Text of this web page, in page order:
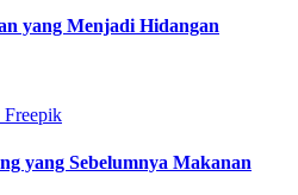
yang Menjadi Hidangan
yang Sebelumnya Makanan